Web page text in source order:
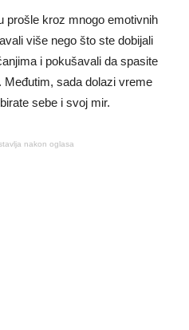
prošle kroz mnogo emotivnih
više nego što ste dobijali
i pokušavali da spasite
sada dolazi vreme
sebe i svoj mir.
nakon oglasa